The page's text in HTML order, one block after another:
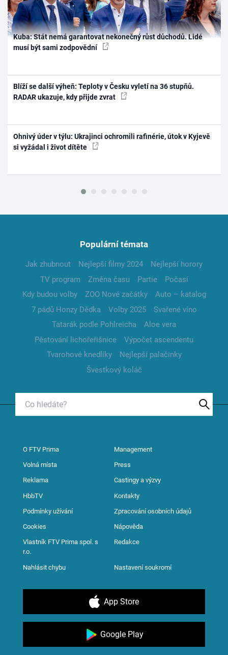
Kuba: Stát nemá garantovat nekonečný růst důchodů. Lidé
musí být sami zodpovědní
Blíží se další výheň: Teploty v Česku vyletí na 36 stupňů.
RADAR ukazuje, kdy přijde zvrat
Ohnivý úder v týlu: Ukrajinci ochromili rafinérie, útok v Kyjevě
si vyžádal i život dítěte
Populární témata
Jak zhubnout Nejlepší filmy 2024
Nejlepší horory
TV program
Změna času Partie
Počasí
Kdy budou volby
ZOO Nové začátky
Auto – katalog
7 pádů Honzy Dědka
Volby 2025
Svařené víno
Tatarák podle Pohlreicha
Aloe vera
Pěstování lichořeřišnice
Výpočet ascendentu
Tvarohové knedlíky
Nejlepší palačinky
Švestkový koláč
O FTV Prima Management
Volná místa Press
Reklama Castingy a výzvy
HbbTV Kontakty
Podmínky užívání Zpracování osobních údajů
Cookies Nápověda
Vlastník FTV Prima spol. s
r.o.
Redakce
Nahlásit chybu Nastavení soukromí
App Store
Google Play